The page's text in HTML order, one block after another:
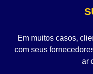
Em muitos casos,
com seus
ar